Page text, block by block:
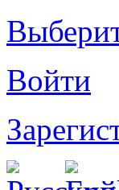
Войти